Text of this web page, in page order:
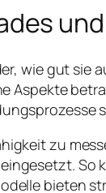
wie gut
Aspekte
zu
bieten